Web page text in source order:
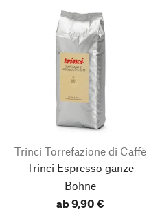
Trinci Torrefazione di Caffè
Trinci Espresso ganze
Bohne
ab 9,90 €